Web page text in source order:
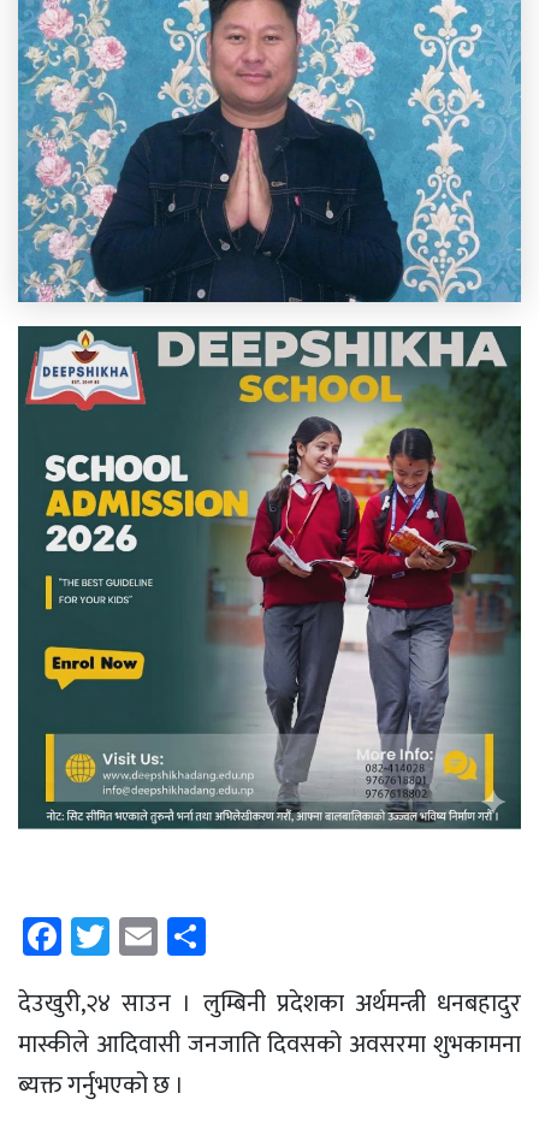
Facebook
Twitter
Email
देउखुरी,२४ साउन । लुम्बिनी प्रदेशका अर्थमन्त्री धनबहादुर
मास्कीले आदिवासी जनजाति दिवसको अवसरमा शुभकामना
ब्यक्त गर्नुभएको छ ।